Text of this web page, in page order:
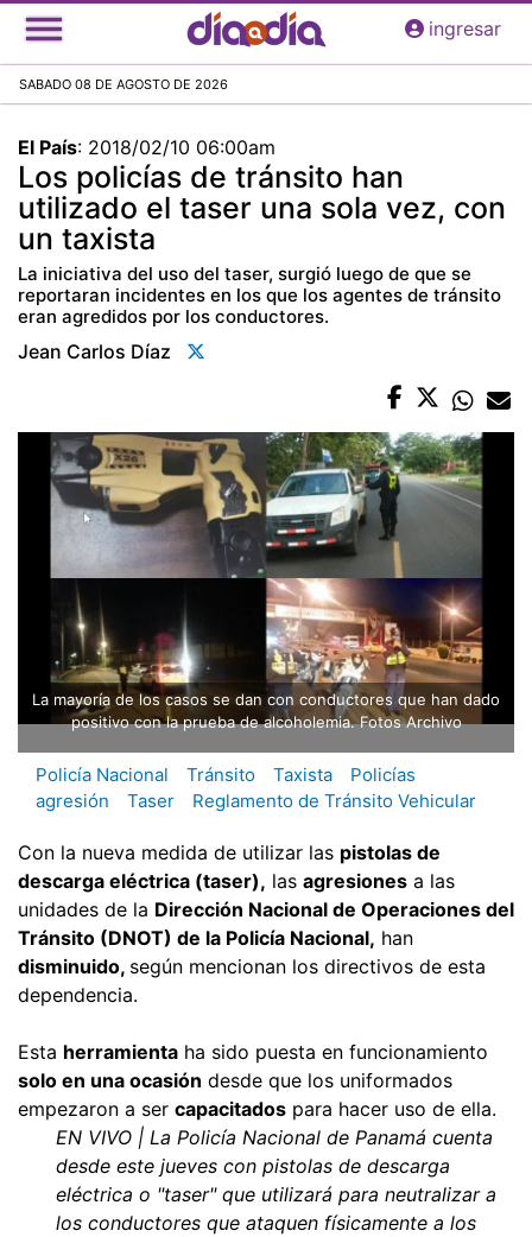
Pasar
al
principal
ingresar
SABADO 08 DE AGOSTO DE 2026
El País: 2018/02/10 06:00am
Los policías de tránsito han
utilizado el taser una sola vez, con
un taxista
La iniciativa del uso del taser, surgió luego de que se
reportaran incidentes en los que los agentes de tránsito
eran agredidos por los conductores.
Jean Carlos Díaz
La mayoría de los casos se dan con conductores que han dado
positivo con la prueba de alcoholemia. Fotos Archivo
Policía Nacional Tránsito Taxista
Policías
agresión
Taser Reglamento de Tránsito Vehicular
Con la nueva medida de utilizar las pistolas de
descarga eléctrica (taser), las agresiones a las
unidades de la Dirección Nacional de Operaciones del
Tránsito (DNOT) de la Policía Nacional, han
disminuido, según mencionan los directivos de esta
dependencia.
Esta herramienta ha sido puesta en funcionamiento
solo en una ocasión desde que los uniformados
empezaron a ser capacitados para hacer uso de ella.
EN VIVO | La Policía Nacional de Panamá cuenta
desde este jueves con pistolas de descarga
eléctrica o "taser" que utilizará para neutralizar a
los conductores que ataquen físicamente a los